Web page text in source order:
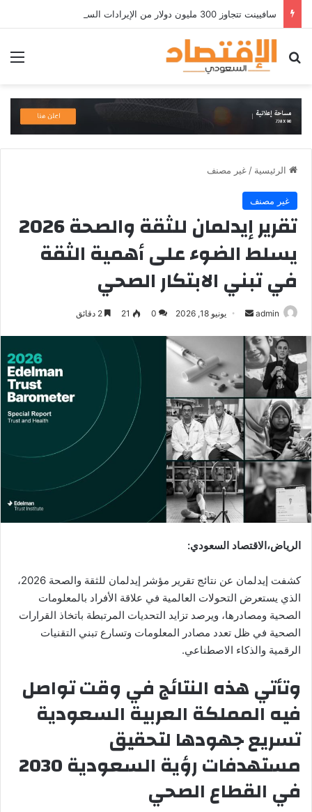
بحث عن
الرئيسية / غير مصنف
غير مصنف
تقرير إيدلمان للثقة والصحة 2026
يسلط الضوء على أهمية الثقة
في تبني الابتكار الصحي
admin
أرسل يونيو 18, 2026 0
21
الرياض،الاقتصاد السعودي:
كشفت إيدلمان عن نتائج تقرير مؤشر إيدلمان للثقة والصحة 2026،
الذي يستعرض التحولات العالمية في علاقة الأفراد بالمعلومات
الصحية ومصادرها، ويرصد تزايد التحديات المرتبطة باتخاذ القرارات
الصحية في ظل تعدد مصادر المعلومات وتسارع تبني التقنيات
الرقمية والذكاء الاصطناعي.
وتأتي هذه النتائج في وقت تواصل
فيه المملكة العربية السعودية
تسريع جهودها لتحقيق
مستهدفات رؤية السعودية 2030
في القطاع الصحي